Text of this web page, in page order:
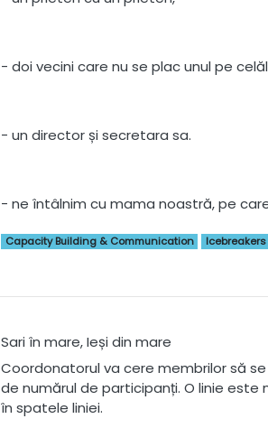
- doi vecini care nu se plac unul pe
- un director și secretara sa.
- ne întâlnim cu mama noastră, pe
Capacity Building & Communication
Sari în mare, Ieși din mare
Coordonatorul va cere membrilor să
de numărul de participanți. O linie
în spatele liniei.